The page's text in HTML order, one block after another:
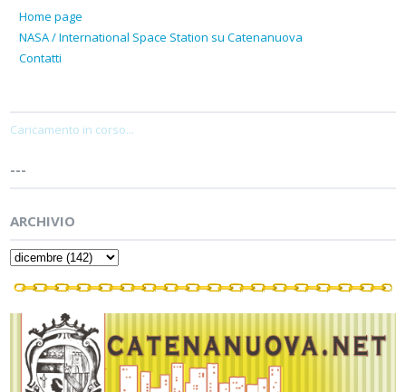
Home page
NASA / International Space Station su Catenanuova
Contatti
Caricamento in corso...
---
ARCHIVIO